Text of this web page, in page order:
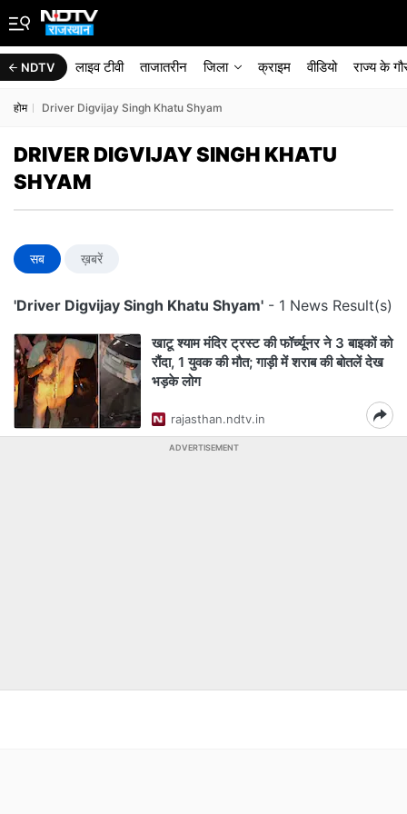
NDTV लाइव टीवी ताजातरीन जिला क्राइम वीडियो राज्‍य के
होम Driver Digvijay Singh Khatu Shyam
DRIVER DIGVIJAY SINGH KHATU
SHYAM
सब ख़बरें
'Driver Digvijay Singh Khatu Shyam' - 1 News Result(s)
खाटू श्याम मंदिर ट्रस्ट की फॉर्च्यूनर ने 3 बाइकों को
रौंदा, 1 युवक की मौत; गाड़ी में शराब की बोतलें देख
भड़के लोग
rajasthan.ndtv.in
ADVERTISEMENT